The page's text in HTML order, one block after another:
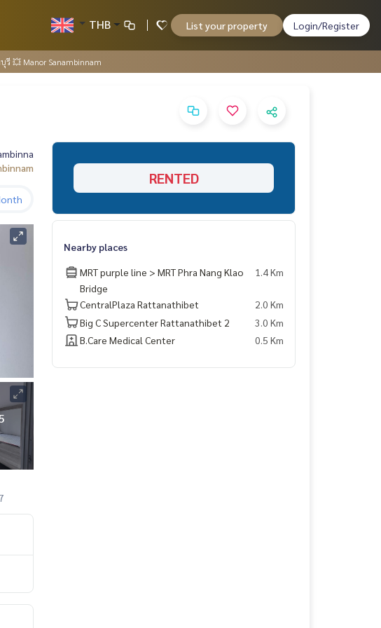
THB List your property Login/Register
รี 💥 Manor Sanambinnam
RENTED
Nearby places
MRT purple line > MRT Phra Nang Klao
Bridge
1.4 Km
CentralPlaza Rattanathibet
2.0 Km
Big C Supercenter Rattanathibet 2
3.0 Km
B.Care Medical Center
0.5 Km